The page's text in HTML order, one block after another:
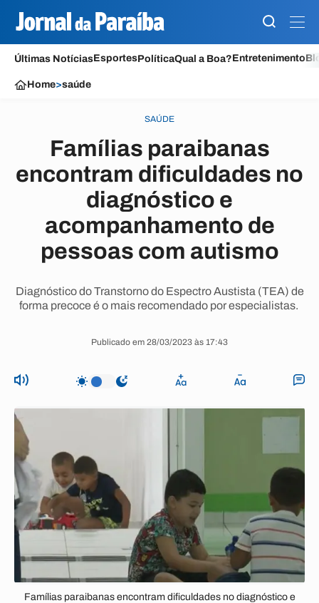
Últimas NotíciasEsportesPolíticaQual a Boa?Entretenimento
Home>saúde
SAÚDE
Famílias paraibanas
encontram dificuldades no
diagnóstico e
acompanhamento de
pessoas com autismo
Diagnóstico do Transtorno do Espectro Austista (TEA) de
forma precoce é o mais recomendado por especialistas.
Publicado em 28/03/2023 às 17:43
Famílias paraibanas encontram dificuldades no diagnóstico e